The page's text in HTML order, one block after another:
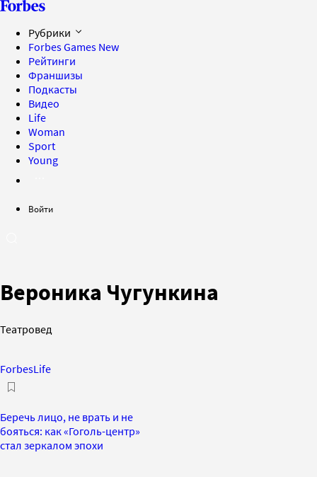
Рубрики
Forbes Games New
Рейтинги
Франшизы
Подкасты
Видео
Life
Woman
Sport
Young
Войти
Вероника Чугункина
Театровед
ForbesLife
Беречь лицо, не врать и не
бояться: как «Гоголь-центр»
стал зеркалом эпохи